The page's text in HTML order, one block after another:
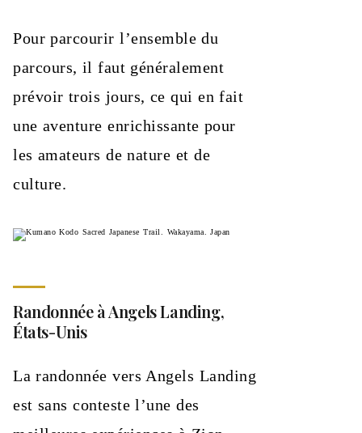
Pour parcourir l’ensemble du
parcours, il faut généralement
prévoir trois jours, ce qui en fait
une aventure enrichissante pour
les amateurs de nature et de
culture.
Randonnée à Angels Landing,
États-Unis
La randonnée vers Angels Landing
est sans conteste l’une des